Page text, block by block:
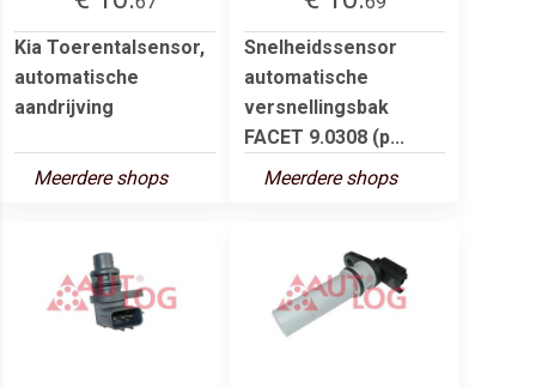
Kia Toerentalsensor,
automatische
aandrijving
Meerdere shops
Snelheidssensor
automatische
versnellingsbak
FACET 9.0308 (p...
Meerdere shops